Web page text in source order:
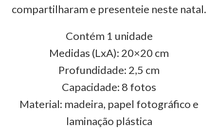
compartilharam e presenteie neste natal.
Contém 1 unidade
Medidas (LxA): 20×20 cm
Profundidade: 2,5 cm
Capacidade: 8 fotos
Material: madeira, papel fotográfico e
laminação plástica